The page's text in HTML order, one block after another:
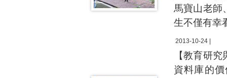
馬寶山老師
生不僅有幸
2013-10-24 |
【教育研
資料庫的